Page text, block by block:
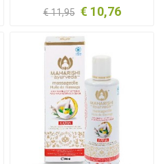
€ 11,95 € 10,76